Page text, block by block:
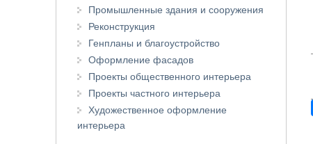
Промышленные здания и сооружения
Реконструкция
Генпланы и благоустройство
Оформление фасадов
Проекты общественного интерьера
Проекты частного интерьера
Художественное оформление
интерьера